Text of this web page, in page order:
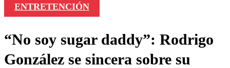
ENTRETENCIÓN
“No soy sugar daddy”: Rodrigo
González se sincera sobre su